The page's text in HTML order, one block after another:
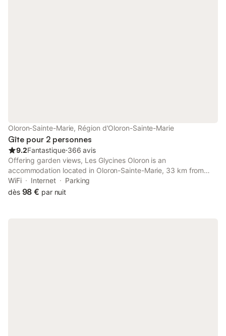
Oloron-Sainte-Marie, Région d'Oloron-Sainte-Marie
Gîte pour 2 personnes
9.2Fantastique⋅366 avis
Offering garden views, Les Glycines Oloron is an
accommodation located in Oloron-Sainte-Marie, 33 km from
Palais Beaumont and 38 km from Zénith-Pau. This guest house
provides free private parking, a 24-hour front desk and free
WiFi Internet
Parking
dès 98 € par nuit